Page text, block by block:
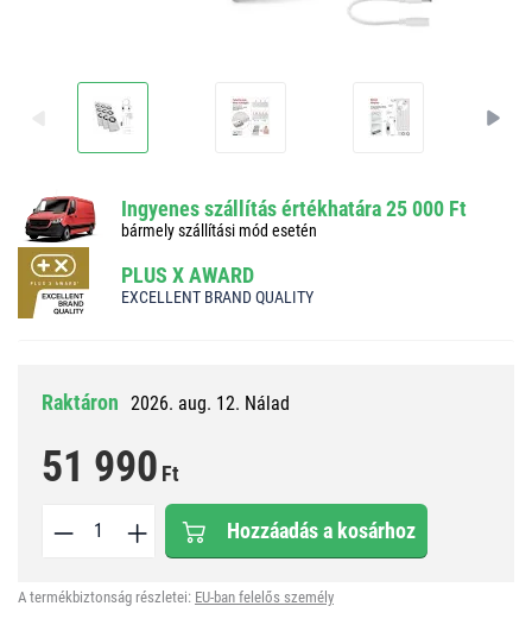
Ingyenes szállítás értékhatára 25 000 Ft
bármely szállítási mód esetén
PLUS X AWARD
EXCELLENT BRAND QUALITY
Raktáron 2026. aug. 12. Nálad
51 990 Ft
Hozzáadás a kosárhoz
A termékbiztonság részletei: EU-ban felelős személy